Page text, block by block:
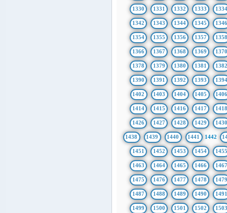
1330 1331 1332 1333 1334
1342 1343 1344 1345 1346
1354 1355 1356 1357 1358
1366 1367 1368 1369 1370
1378 1379 1380 1381 1382
1390 1391 1392 1393 1394
1402 1403 1404 1405
1414 1415 1416 1417 1418
1426 1427 1428 1429 1430
1438 1439 1440 1441 1442
1451 1452 1453 1454 1455
1463 1464 1465 1466 1467
1475 1476 1477 1478 1479
1487 1488 1489 1490 1491
1499 1500 1501 1502 1503